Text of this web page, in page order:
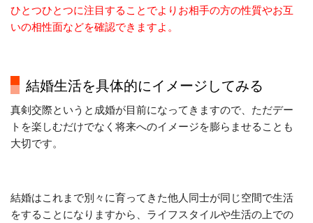
ひとつひとつに注目することでよりお相手の方の性質やお互
いの相性面などを確認できますよ。
結婚生活を具体的にイメージしてみる
真剣交際というと成婚が目前になってきますので、ただデー
トを楽しむだけでなく将来へのイメージを膨らませることも
大切です。
結婚はこれまで別々に育ってきた他人同士が同じ空間で生活
をすることになりますから、ライフスタイルや生活の上での